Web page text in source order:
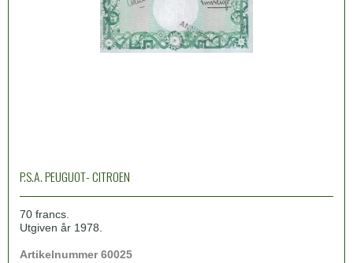
P.S.A. PEUGUOT- CITROEN
70 francs.
Utgiven år 1978.
Artikelnummer 60025